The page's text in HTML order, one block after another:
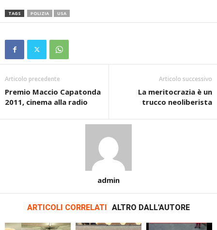
TAGS POLIZIA USA
Articolo precedente
Premio Maccio Capatonda
2011, cinema alla radio
Articolo successivo
La meritocrazia è un
trucco neoliberista
admin
ARTICOLI CORRELATI ALTRO DALL'AUTORE